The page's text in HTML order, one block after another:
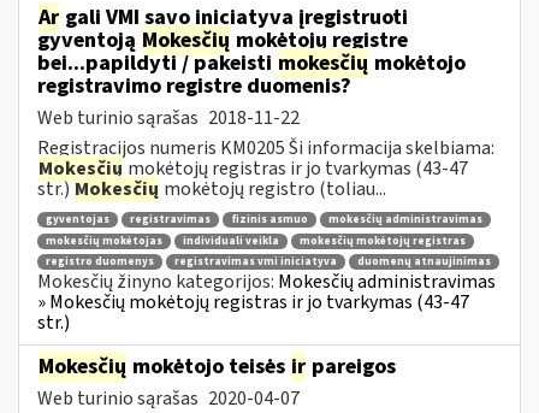
Ar gali VMI savo iniciatyva įregistruoti
gyventoją Mokesčių mokėtojų registre
bei...papildyti / pakeisti mokesčių mokėtojo
registravimo registre duomenis?
Web turinio sąrašas 2018-11-22
Registracijos numeris KM0205 Ši informacija skelbiama:
Mokesčių mokėtojų registras ir jo tvarkymas (43-47
str.)Mokesčių mokėtojų registro (toliau...
gyventojas registravimas fizinis asmuo
mokesčių administravimas
mokesčių mokėtojas
individuali veikla
mokesčių mokėtojų registras
registro duomenys
registravimas vmi iniciatyva duomenų atnaujinimas
Mokesčių žinyno kategorijos: Mokesčių administravimas
» Mokesčių mokėtojų registras ir jo tvarkymas (43-47
str.)
Mokesčių mokėtojo teisės ir pareigos
Web turinio sąrašas 2020-04-07